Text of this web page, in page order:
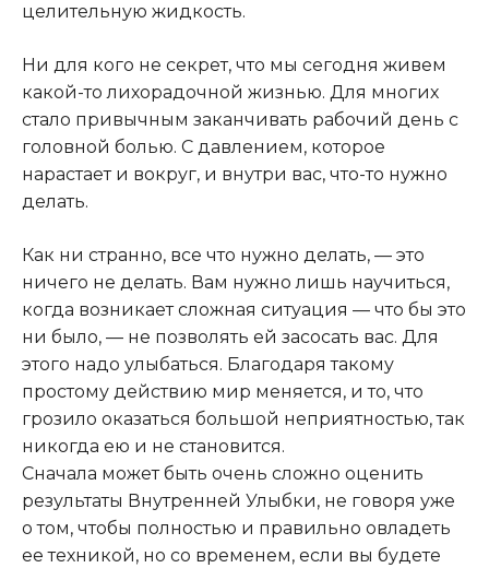
целительную жидкость.
Ни для кого не секрет, что мы сегодня живем
какой-то лихорадочной жизнью. Для многих
стало привычным заканчивать рабочий день с
головной болью. С давлением, которое
нарастает и вокруг, и внутри вас, что-то нужно
делать.
Как ни странно, все что нужно делать, — это
ничего не делать. Вам нужно лишь научиться,
когда возникает сложная ситуация — что бы это
ни было, — не позволять ей засосать вас. Для
этого надо улыбаться. Благодаря такому
простому действию мир меняется, и то, что
грозило оказаться большой неприятностью, так
никогда ею и не становится.
Сначала может быть очень сложно оценить
результаты Внутренней Улыбки, не говоря уже
о том, чтобы полностью и правильно овладеть
ее техникой, но со временем, если вы будете